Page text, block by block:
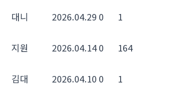
대니 2026.04.29 0 1
지원 2026.04.140 164
김대 2026.04.10 0 1